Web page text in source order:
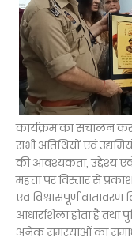
कार्यक्रम का संचालन
सभी अतिथियों एवं
की आवश्यकता, उद्देश्य एवं
महत्ता पर विस्तार से
एवं विश्वासपूर्ण वातावरण
आधारशिला होता है तथा
अनेक समस्याओं का